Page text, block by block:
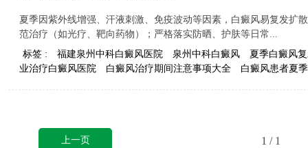
夏季因紫外线增强、汗液刺激、免疫波动等因素，白癜风易复发扩
范治疗（如光疗、靶向药物）；严格落实防晒、护肤等日常...
标签 :
福建泉州中科白癜风医院 泉州中科白癜风
夏季白癜风
业治疗白癜风医院
白癜风治疗期间注意事项大全 白癜风患者夏
上一页 1 / 1